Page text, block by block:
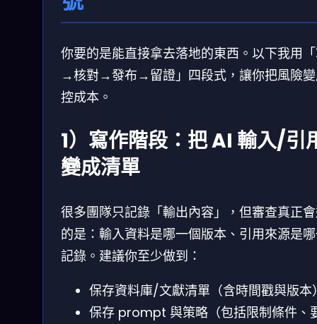
你要的是能直接拿去落地的東西。以下我用
→核對→發布→留證」四段式，讓你把風險
控成本。
1）寫作階段：把 AI 輸入/引
變成清單
很多團隊只記錄「輸出內容」，但審查真正
的是：輸入資料是哪一個版本、引用來源是
記錄。建議你至少做到：
保存資料庫/文獻清單（含時間戳與版本
保存 prompt 與策略（包括限制條件、